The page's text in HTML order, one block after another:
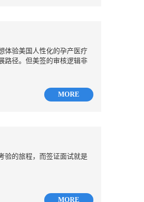
验美国人性化的孕产医疗
路径。但美签的审核逻辑非
MORE
验的旅程，而签证面试就是
MORE